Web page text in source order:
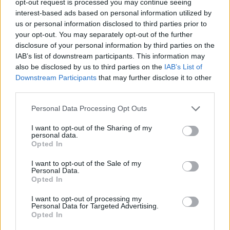
opt-out request is processed you may continue seeing
interest-based ads based on personal information utilized by
us or personal information disclosed to third parties prior to
your opt-out. You may separately opt-out of the further
disclosure of your personal information by third parties on the
IAB’s list of downstream participants. This information may
also be disclosed by us to third parties on the IAB’s List of
Downstream Participants that may further disclose it to other
Please note that this website/app uses one or more Google
not limited to your visit or usage behaviour. You may click to
grant or deny consent to Google and its third-party tags to
use your data for below specified purposes in below Google
consent section.
Personal Data Processing Opt Outs
I want to opt-out of the Sharing of my
personal data.
Opted In
I want to opt-out of the Sale of my
Personal Data.
Opted In
I want to opt-out of processing my
Personal Data for Targeted Advertising.
Opted In
sokadik Shakespeare-főszerepéről vagy a minden
évben direkt a fesztiválra készített (vagy félig
elkészített) „hazai” előadásról - azaz idén
Vidnyánszky Ahogy tetszikjéről - még nem is
beszéltünk.